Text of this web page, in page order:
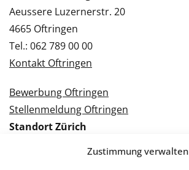
Zustimmung verwalten
Aeussere Luzernerstr. 20
4665 Oftringen
Tel.: 062 789 00 00
Kontakt Oftringen
Bewerbung Oftringen
Stellenmeldung Oftringen
Standort Zürich